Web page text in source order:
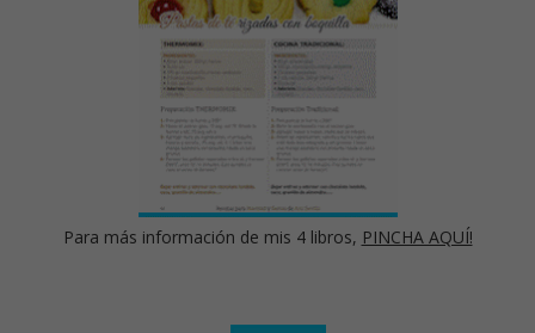
Para más información de mis 4 libros, PINCHA AQUÍ!